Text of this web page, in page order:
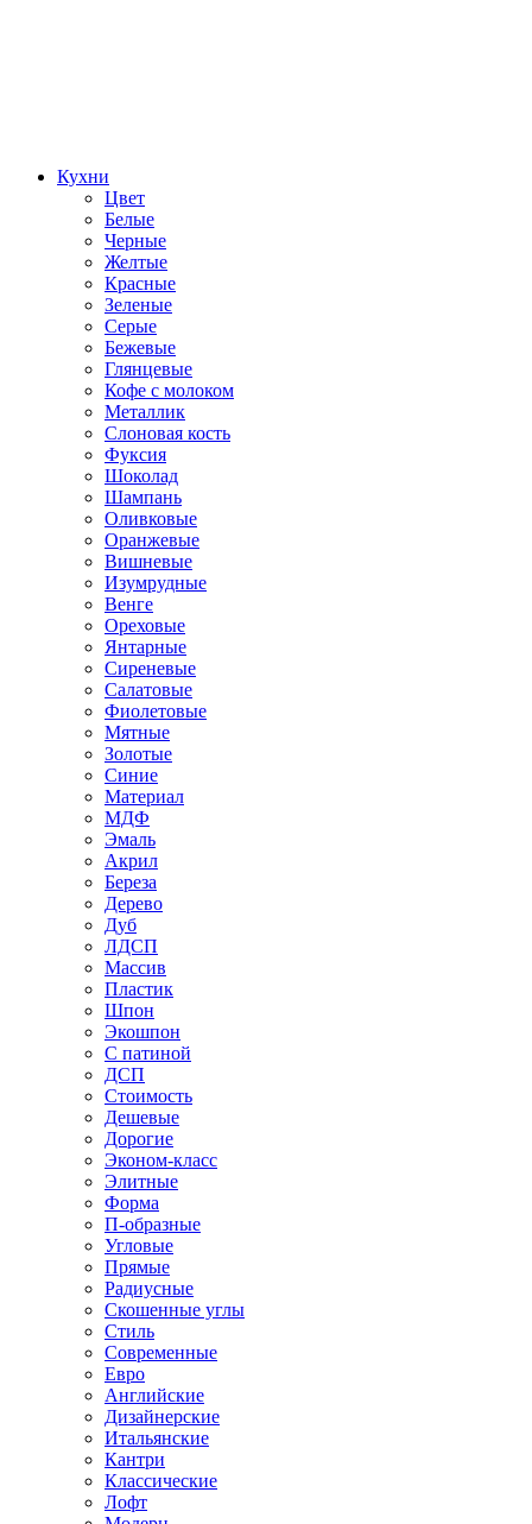
Кухни
Цвет
Белые
Черные
Желтые
Красные
Зеленые
Серые
Бежевые
Глянцевые
Кофе с молоком
Металлик
Слоновая кость
Фуксия
Шоколад
Шампань
Оливковые
Оранжевые
Вишневые
Изумрудные
Венге
Ореховые
Янтарные
Сиреневые
Салатовые
Фиолетовые
Мятные
Золотые
Синие
Материал
МДФ
Эмаль
Акрил
Береза
Дерево
Дуб
ЛДСП
Массив
Пластик
Шпон
Экошпон
С патиной
ДСП
Стоимость
Дешевые
Дорогие
Эконом-класс
Элитные
Форма
П-образные
Угловые
Прямые
Радиусные
Скошенные углы
Стиль
Современные
Евро
Английские
Дизайнерские
Итальянские
Кантри
Классические
Лофт